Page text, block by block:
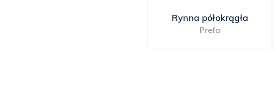
Rynna półokrągła
Prefa